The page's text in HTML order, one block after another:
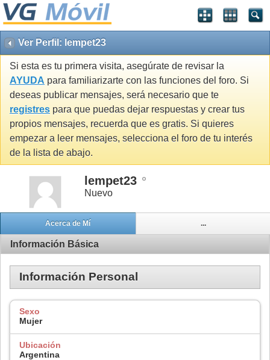
Ver Perfil: lempet23
Si esta es tu primera visita, asegúrate de revisar la
AYUDA para familiarizarte con las funciones del foro. Si
deseas publicar mensajes, será necesario que te
registres para que puedas dejar respuestas y crear tus
propios mensajes, recuerda que es gratis. Si quieres
empezar a leer mensajes, selecciona el foro de tu interés
de la lista de abajo.
lempet23
Nuevo
Acerca de Mí ...
Información Básica
Información Personal
Sexo
Mujer
Ubicación
Argentina